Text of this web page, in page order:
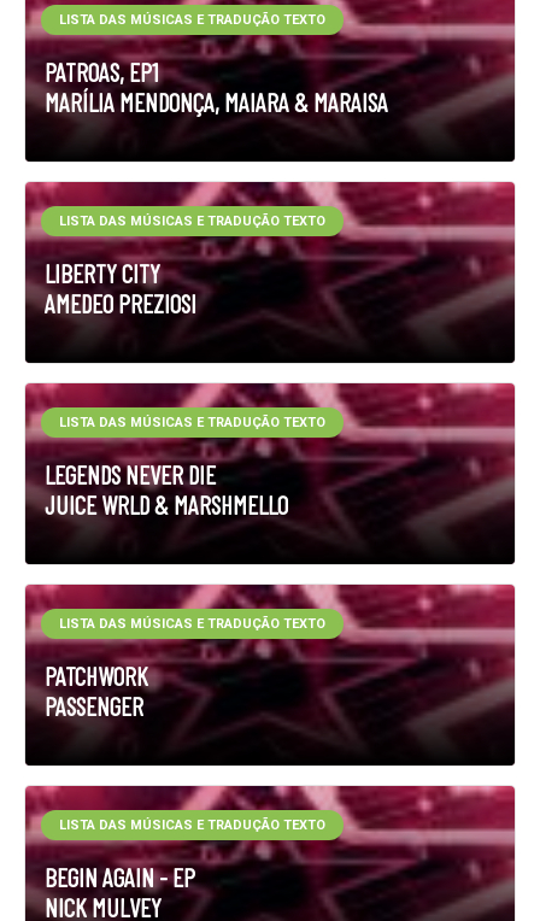
PATROAS, EP1
MARÍLIA MENDONÇA, MAIARA & MARAISA
LISTA DAS MÚSICAS E TRADUÇÃO TEXTO
LIBERTY CITY
AMEDEO PREZIOSI
LISTA DAS MÚSICAS E TRADUÇÃO TEXTO
LEGENDS NEVER DIE
JUICE WRLD & MARSHMELLO
LISTA DAS MÚSICAS E TRADUÇÃO TEXTO
PATCHWORK
PASSENGER
LISTA DAS MÚSICAS E TRADUÇÃO TEXTO
BEGIN AGAIN - EP
NICK MULVEY
LISTA DAS MÚSICAS E TRADUÇÃO TEXTO